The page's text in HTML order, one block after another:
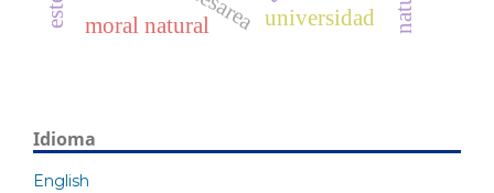
universidad
moral natural
Idioma
English